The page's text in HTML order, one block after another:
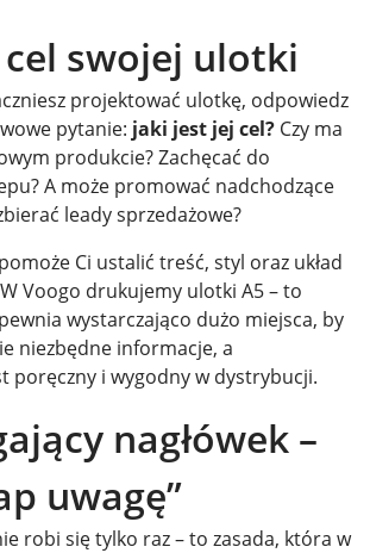
swojej ulotki
projektować ulotkę, odpowiedz
pytanie: jaki jest jej cel? Czy ma
produkcie? Zachęcać do
A może promować nadchodzące
leady sprzedażowe?
Ci ustalić treść, styl oraz układ
Voogo drukujemy ulotki A5 – to
wystarczająco dużo miejsca, by
niezbędne informacje, a
poręczny i wygodny w dystrybucji.
nagłówek –
uwagę”
robi się tylko raz – to zasada, która w